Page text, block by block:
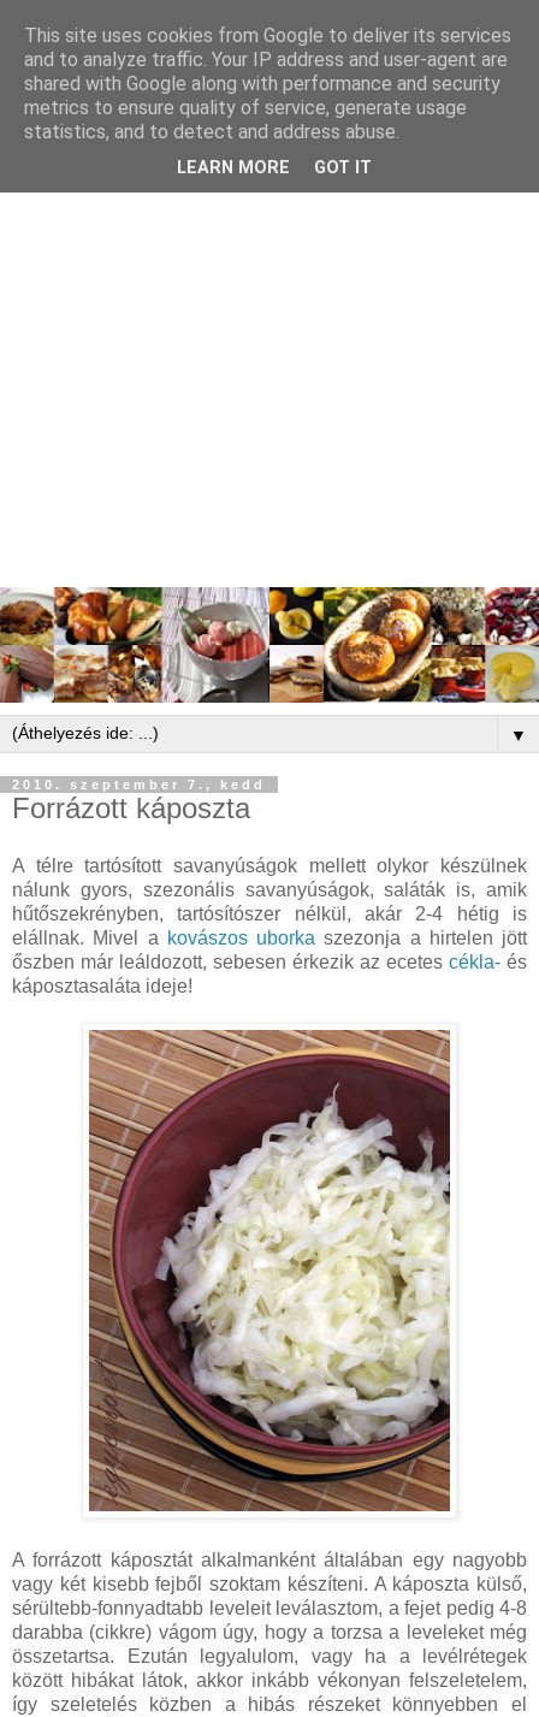
▼
2010. szeptember 7., kedd
Forrázott káposzta
A télre tartósított savanyúságok mellett olykor készülnek
nálunk gyors, szezonális savanyúságok, saláták is, amik
hűtőszekrényben, tartósítószer nélkül, akár 2-4 hétig is
elállnak. Mivel a kovászos uborka szezonja a hirtelen jött
őszben már leáldozott, sebesen érkezik az ecetes cékla- és
káposztasaláta ideje!
A forrázott káposztát alkalmanként általában egy nagyobb
vagy két kisebb fejből szoktam készíteni. A káposzta külső,
sérültebb-fonnyadtabb leveleit leválasztom, a fejet pedig 4-8
darabba (cikkre) vágom úgy, hogy a torzsa a leveleket még
összetartsa. Ezután legyalulom, vagy ha a levélrétegek
között hibákat látok, akkor inkább vékonyan felszeletelem,
így szeletelés közben a hibás részeket könnyebben el
This site uses cookies from Google to deliver its services
and to analyze traffic. Your IP address and user-agent are
shared with Google along with performance and security
metrics to ensure quality of service, generate usage
statistics, and to detect and address abuse.
LEARN MORE GOT IT